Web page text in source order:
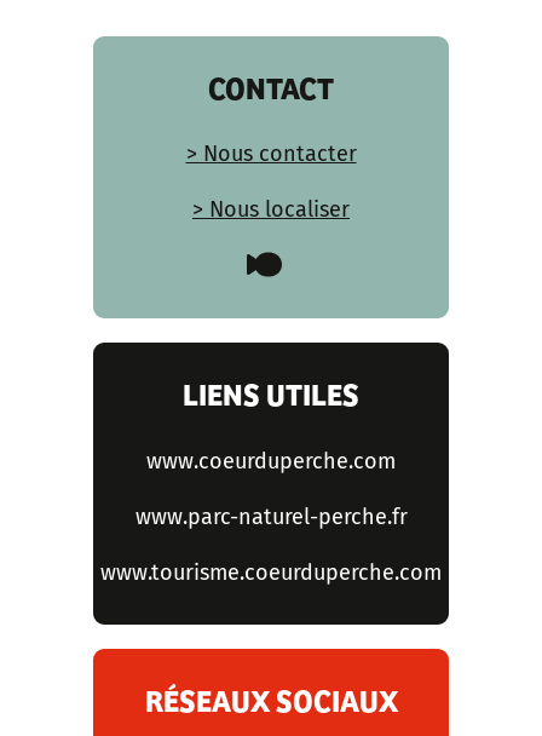
CONTACT
> Nous contacter
> Nous localiser
LIENS UTILES
www.coeurduperche.com
www.parc-naturel-perche.fr
www.tourisme.coeurduperche.com
RÉSEAUX SOCIAUX